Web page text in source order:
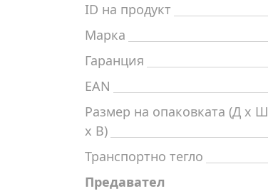
ID на продукт
Марка
Гаранция
EAN
Размер на опаковката (Д x Ш
x В)
Транспортно тегло
Предавател